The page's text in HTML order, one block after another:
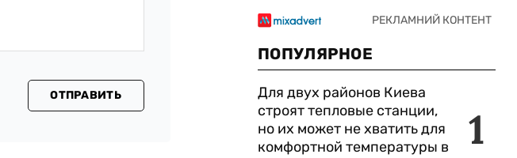
ОТПРАВИТЬ
ПОПУЛЯРНОЕ
1
Для двух районов Киева
строят тепловые станции,
но их может не хватить для
комфортной температуры в